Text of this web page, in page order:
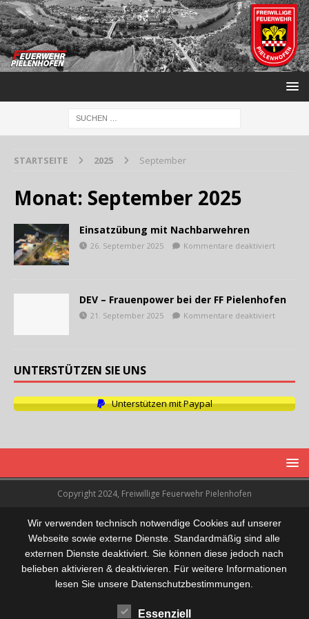
STARTSEITE 2025 September
Monat: September 2025
Einsatzübung mit Nachbarwehren
26. September 2025 Kommentare deaktiviert
DEV – Frauenpower bei der FF Pielenhofen
21. September 2025 Kommentare deaktiviert
UNTERSTÜTZEN SIE UNS
Unterstützen mit Paypal
Copyright 2024, Freiwillige Feuerwehr Pielenhofen
Wir verwenden technisch notwendige Cookies auf unserer
Webseite sowie externe Dienste. Standardmäßig sind alle
externen Dienste deaktiviert. Sie können diese jedoch nach
belieben aktivieren & deaktivieren. Für weitere Informationen
lesen Sie unsere Datenschutzbestimmungen.
Essenziell